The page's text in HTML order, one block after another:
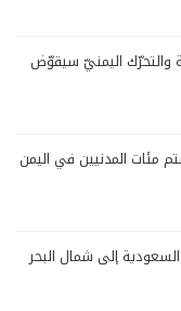
والتحرّك اليمنيّ سيقوّض
مئات المدنيين في اليمن
إلى شمال البحر